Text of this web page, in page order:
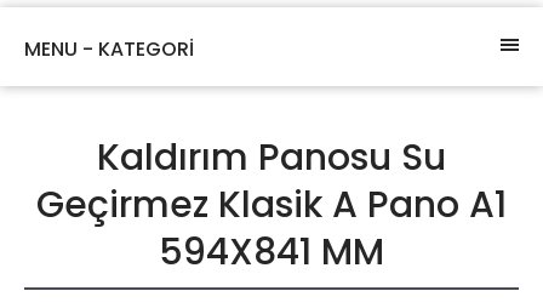
MENU - KATEGORİ
Kaldırım Panosu Su
Geçirmez Klasik A Pano A1
594X841 MM